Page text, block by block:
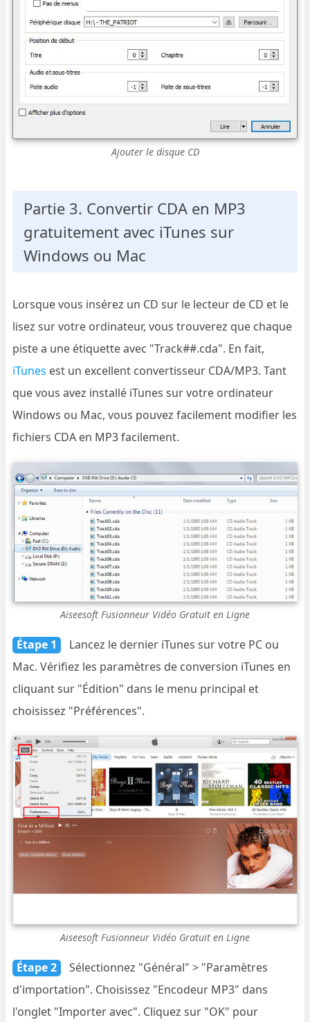
Ajouter le disque CD
Partie 3. Convertir CDA en MP3
gratuitement avec iTunes sur
Windows ou Mac
Lorsque vous insérez un CD sur le lecteur de CD et le
lisez sur votre ordinateur, vous trouverez que chaque
piste a une étiquette avec "Track##.cda". En fait,
iTunes est un excellent convertisseur CDA/MP3. Tant
que vous avez installé iTunes sur votre ordinateur
Windows ou Mac, vous pouvez facilement modifier les
fichiers CDA en MP3 facilement.
Aiseesoft Fusionneur Vidéo Gratuit en Ligne
Étape 1
Lancez le dernier iTunes sur votre PC ou
Mac. Vérifiez les paramètres de conversion iTunes en
cliquant sur "Édition" dans le menu principal et
choisissez "Préférences".
Aiseesoft Fusionneur Vidéo Gratuit en Ligne
Étape 2
Sélectionnez "Général" > "Paramètres
d'importation". Choisissez "Encodeur MP3" dans
l'onglet "Importer avec". Cliquez sur "OK" pour